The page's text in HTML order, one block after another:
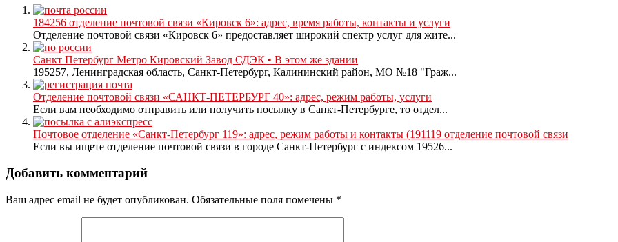
184256 отделение почтовой связи «Кировск 6»: адрес, время работы, контакты и услуги
Отделение почтовой связи «Кировск 6» предоставляет широкий спектр услуг для жите...
Санкт Петербург Метро Кировский Завод СДЭК • В этом же здании
195257, Ленинградская область, Санкт-Петербург, Калининский район, МО №18 "Граж...
Отделение почтовой связи «САНКТ-ПЕТЕРБУРГ 40»: адрес, режим работы, услуги
Если вам необходимо отправить или получить посылку в Санкт-Петербурге, то отдел...
Почтовое отделение «Санкт-Петербург 119»: адрес, режим работы и контакты (191119 отделение почтовой связи
Если вы ищете отделение почтовой связи в городе Санкт-Петербург с индексом 19526...
Добавить комментарий
Ваш адрес email не будет опубликован. Обязательные поля помечены *